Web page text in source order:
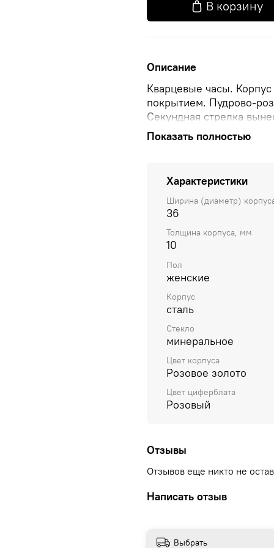
В корзину
Описание
Кварцевые часы.
покрытием. Пудрово-
Секундная стрелка
браслет миланского
Показать полностью
Характеристики
Ширина (диаметр)
36
Толщина корпуса, мм
10
Пол
женские
Корпус
сталь
Стекло
минеральное
Цвет корпуса
Розовое золото
Цвет циферблата
Розовый
Отзывы
Отзывов еще никто не
Написать отзыв
Выбрать